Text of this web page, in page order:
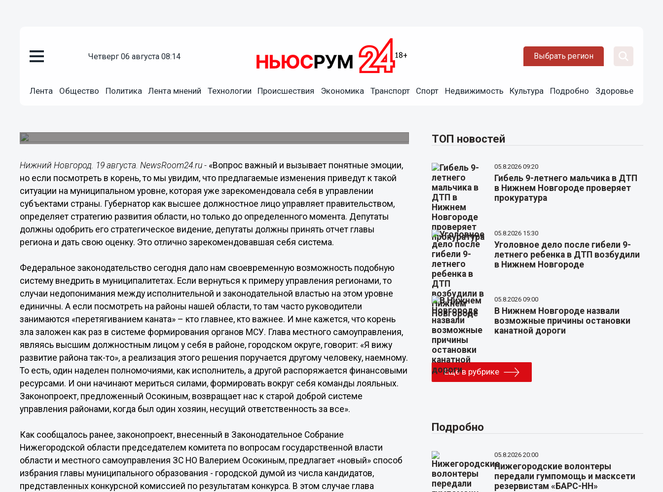
четверг 06 августа 08:14 Выбрать регион
Лента Общество Политика Лента мнений Технологии Происшествия Экономика Транспорт Спорт Недвижимость Культура Подробно Здоровье
Предлагаемые изменения приведут к такой ситуации на
муниципальном уровне, которая уже зарекомендовала себя
– Лебедев
Нижний Новгород. 19 августа. NewsRoom24.ru - «Вопрос важный и вызывает понятные эмоции,
но если посмотреть в корень, то мы увидим, что предлагаемые изменения приведут к такой
ситуации на муниципальном уровне, которая уже зарекомендовала себя в управлении
субъектами страны. Губернатор как высшее должностное лицо управляет правительством,
определяет стратегию развития области, но только до определенного момента. Депутаты
должны одобрить его стратегическое видение, депутаты должны принять отчет главы
региона и дать свою оценку. Это отлично зарекомендовавшая себя система.
Федеральное законодательство сегодня дало нам своевременную возможность подобную
систему внедрить в муниципалитетах. Если вернуться к примеру управления регионами, то
случаи недопонимания между исполнительной и законодательной властью на этом уровне
единичны. А если посмотреть на районы нашей области, то там часто руководители
занимаются «перетягиванием каната» – кто главнее, кто важнее. И мне кажется, что корень
зла заложен как раз в системе формирования органов МСУ. Глава местного самоуправления,
являясь высшим должностным лицом у себя в районе, городском округе, говорит: «Я вижу
развитие района так-то», а реализация этого решения поручается другому человеку, наемному.
То есть, один наделен полномочиями, как исполнитель, а другой распоряжается финансовыми
ресурсами. И они начинают мериться силами, формировать вокруг себя команды лояльных.
Законопроект, предложенный Осокиным, возвращает нас к старой доброй системе
управления районами, когда был один хозяин, несущий ответственность за все».
Как сообщалось ранее, законопроект, внесенный в Законодательное Собрание
Нижегородской области председателем комитета по вопросам государственной власти
области и местного самоуправления ЗС НО Валерием Осокиным, предлагает «новый» способ
избрания главы муниципального образования - городской думой из числа кандидатов,
представленных конкурсной комиссией по результатам конкурса. В этом случае глава
ТОП новостей
05.8.2026 09:20
Гибель 9-летнего мальчика в ДТП
в Нижнем Новгороде проверяет
прокуратура
05.8.2026 15:30
Уголовное дело после гибели 9-
летнего ребенка в ДТП возбудили
в Нижнем Новгороде
05.8.2026 09:00
В Нижнем Новгороде назвали
возможные причины остановки
канатной дороги
Еще в рубрике
Подробно
05.8.2026 20:00
Нижегородские волонтеры
передали гумпомощь и масксети
резервистам «БАРС-НН»